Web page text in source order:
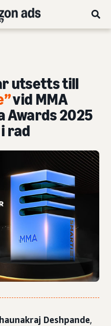
utsetts till
vid MMA
Awards 2025
rad
Deshpande,